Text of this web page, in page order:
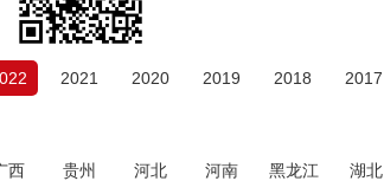
2021 2020 2019 2018 2017
西 贵州 河北 河南 黑龙江 湖北